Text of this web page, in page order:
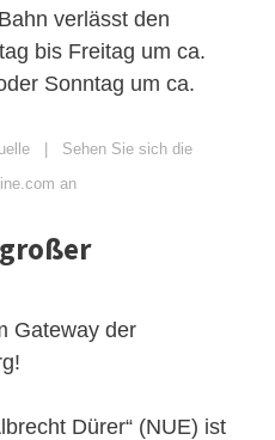
verlässt den
bis Freitag um ca.
Sonntag um ca.
| Sehen Sie sich die
an
Gateway der
Dürer“ (NUE) ist